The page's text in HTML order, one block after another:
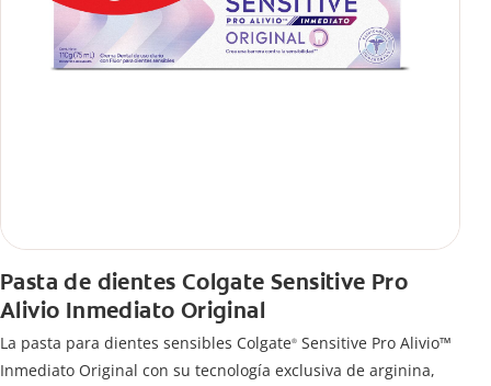
Pasta de dientes Colgate Sensitive Pro
Alivio Inmediato Original
La pasta para dientes sensibles Colgate® Sensitive Pro Alivio™
Inmediato Original con su tecnología exclusiva de arginina,